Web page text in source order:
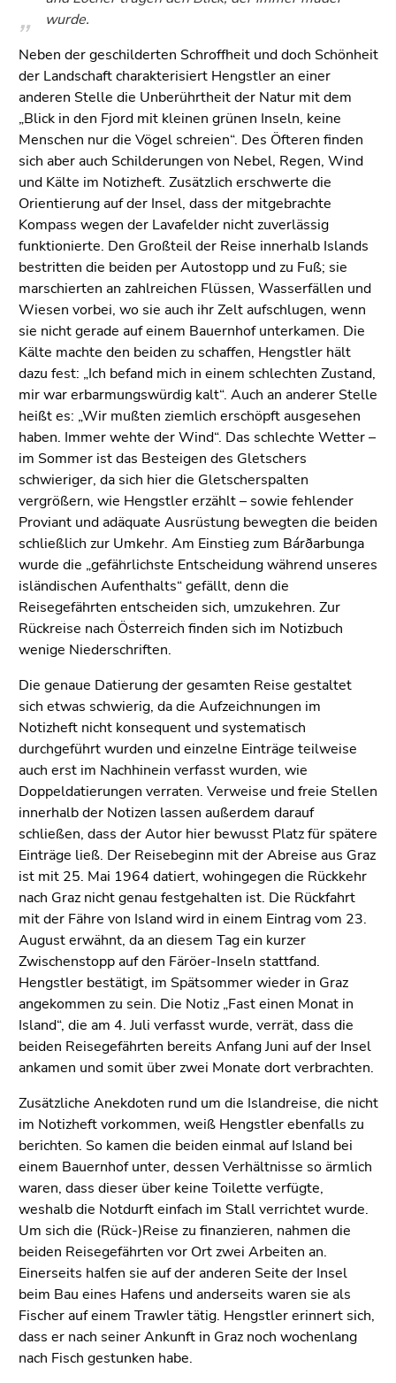
wurde.
Neben der geschilderten Schroffheit und doch Schönheit
der Landschaft charakterisiert Hengstler an einer
anderen Stelle die Unberührtheit der Natur mit dem
„Blick in den Fjord mit kleinen grünen Inseln, keine
Menschen nur die Vögel schreien“. Des Öfteren finden
sich aber auch Schilderungen von Nebel, Regen, Wind
und Kälte im Notizheft. Zusätzlich erschwerte die
Orientierung auf der Insel, dass der mitgebrachte
Kompass wegen der Lavafelder nicht zuverlässig
funktionierte. Den Großteil der Reise innerhalb Islands
bestritten die beiden per Autostopp und zu Fuß; sie
marschierten an zahlreichen Flüssen, Wasserfällen und
Wiesen vorbei, wo sie auch ihr Zelt aufschlugen, wenn
sie nicht gerade auf einem Bauernhof unterkamen. Die
Kälte machte den beiden zu schaffen, Hengstler hält
dazu fest: „Ich befand mich in einem schlechten Zustand,
mir war erbarmungswürdig kalt“. Auch an anderer Stelle
heißt es: „Wir mußten ziemlich erschöpft ausgesehen
haben. Immer wehte der Wind“. Das schlechte Wetter –
im Sommer ist das Besteigen des Gletschers
schwieriger, da sich hier die Gletscherspalten
vergrößern, wie Hengstler erzählt – sowie fehlender
Proviant und adäquate Ausrüstung bewegten die beiden
schließlich zur Umkehr. Am Einstieg zum Bárðarbunga
wurde die „gefährlichste Entscheidung während unseres
isländischen Aufenthalts“ gefällt, denn die
Reisegefährten entscheiden sich, umzukehren. Zur
Rückreise nach Österreich finden sich im Notizbuch
wenige Niederschriften.
Die genaue Datierung der gesamten Reise gestaltet
sich etwas schwierig, da die Aufzeichnungen im
Notizheft nicht konsequent und systematisch
durchgeführt wurden und einzelne Einträge teilweise
auch erst im Nachhinein verfasst wurden, wie
Doppeldatierungen verraten. Verweise und freie Stellen
innerhalb der Notizen lassen außerdem darauf
schließen, dass der Autor hier bewusst Platz für spätere
Einträge ließ. Der Reisebeginn mit der Abreise aus Graz
ist mit 25. Mai 1964 datiert, wohingegen die Rückkehr
nach Graz nicht genau festgehalten ist. Die Rückfahrt
mit der Fähre von Island wird in einem Eintrag vom 23.
August erwähnt, da an diesem Tag ein kurzer
Zwischenstopp auf den Färöer-Inseln stattfand.
Hengstler bestätigt, im Spätsommer wieder in Graz
angekommen zu sein. Die Notiz „Fast einen Monat in
Island“, die am 4. Juli verfasst wurde, verrät, dass die
beiden Reisegefährten bereits Anfang Juni auf der Insel
ankamen und somit über zwei Monate dort verbrachten.
Zusätzliche Anekdoten rund um die Islandreise, die nicht
im Notizheft vorkommen, weiß Hengstler ebenfalls zu
berichten. So kamen die beiden einmal auf Island bei
einem Bauernhof unter, dessen Verhältnisse so ärmlich
waren, dass dieser über keine Toilette verfügte,
weshalb die Notdurft einfach im Stall verrichtet wurde.
Um sich die (Rück-)Reise zu finanzieren, nahmen die
beiden Reisegefährten vor Ort zwei Arbeiten an.
Einerseits halfen sie auf der anderen Seite der Insel
beim Bau eines Hafens und anderseits waren sie als
Fischer auf einem Trawler tätig. Hengstler erinnert sich,
dass er nach seiner Ankunft in Graz noch wochenlang
nach Fisch gestunken habe.